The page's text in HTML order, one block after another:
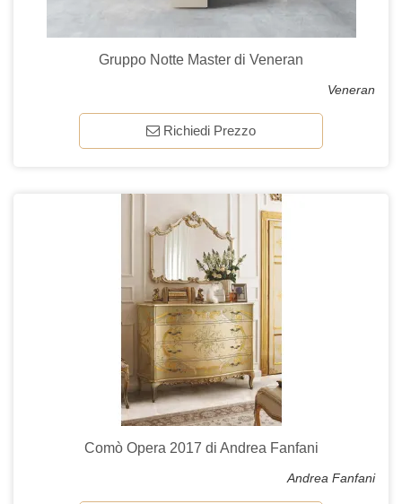
Gruppo Notte Master di Veneran
Veneran
Richiedi Prezzo
Comò Opera 2017 di Andrea Fanfani
Andrea Fanfani